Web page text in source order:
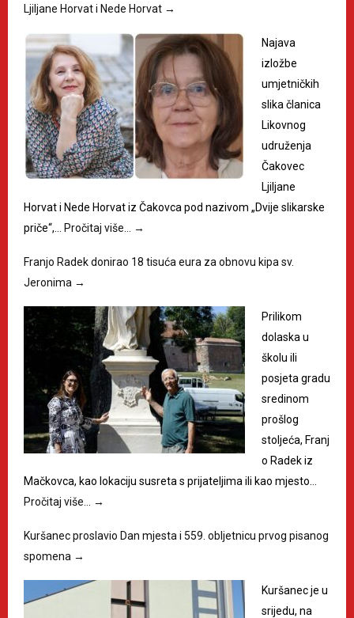
Ljiljane Horvat i Nede Horvat →
Najava
izložbe
umjetničkih
slika članica
Likovnog
udruženja
Čakovec
Ljiljane
Horvat i Nede Horvat iz Čakovca pod nazivom „Dvije slikarske
priče“,…
Pročitaj više… →
Franjo Radek donirao 18 tisuća eura za obnovu kipa sv.
Jeronima →
Prilikom
dolaska u
školu ili
posjeta gradu
sredinom
prošlog
stoljeća, Franj
o Radek iz
Mačkovca, kao lokaciju susreta s prijateljima ili kao mjesto…
Pročitaj više…
→
Kuršanec proslavio Dan mjesta i 559. obljetnicu prvog pisanog
spomena →
Kuršanec je u
srijedu, na